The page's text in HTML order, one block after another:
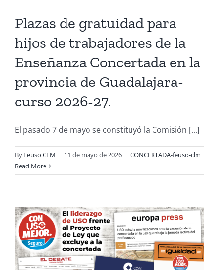
Plazas de gratuidad para
hijos de trabajadores de la
Enseñanza Concertada en la
provincia de Guadalajara-
curso 2026-27.
El pasado 7 de mayo se constituyó la Comisión [...]
By Feuso CLM | 11 de mayo de 2026 | CONCERTADA-feuso-clm
Read More